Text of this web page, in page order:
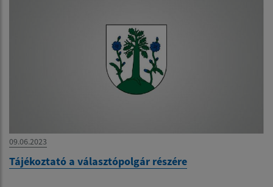
09.06.2023
Tájékoztató a választópolgár részére